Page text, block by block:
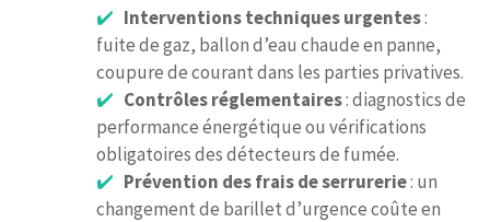
Interventions techniques urgentes:
fuite de gaz, ballon d’eau chaude en panne,
coupure de courant dans les parties privatives.
Contrôles réglementaires: diagnostics de
performance énergétique ou vérifications
obligatoires des détecteurs de fumée.
Prévention des frais de serrurerie: un
changement de barillet d’urgence coûte en